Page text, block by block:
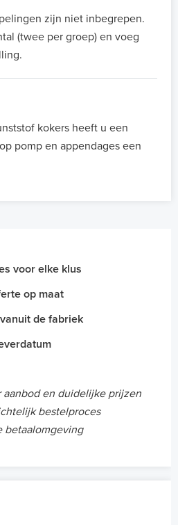
zijn niet inbegrepen.
(twee per groep) en voeg
kokers heeft u een
pomp en appendages een
voor elke klus
op maat
de fabriek
aanbod en duidelijke prijzen
bestelproces
betaalomgeving